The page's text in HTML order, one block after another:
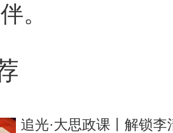
。
追光·大思政课丨解锁